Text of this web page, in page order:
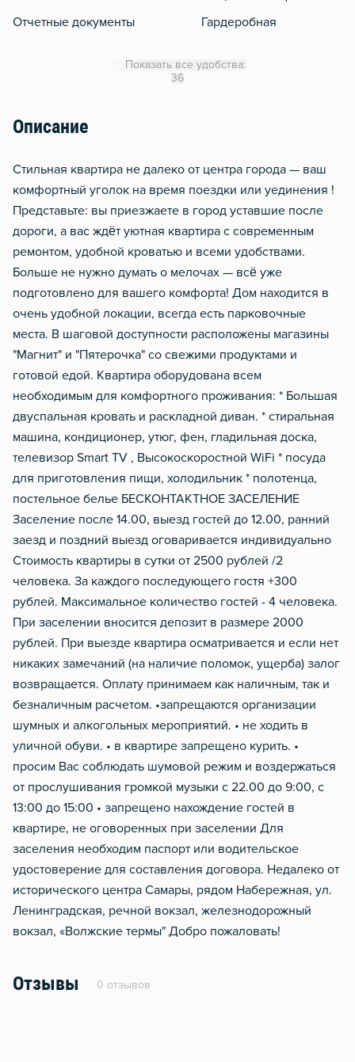
Отчетные документы Гардеробная
Балкон
Водонагреватель
Стол, рабочее место
Домофон
Чистящие средства
Обогреватель
Мобильный интернет 3g/
Показать все удобства:
36
Описание
Стильная квартира не далеко от центра города — ваш
комфортный уголок на время поездки или уединения !
Представьте: вы приезжаете в город уставшие после
дороги, а вас ждёт уютная квартира с современным
ремонтом, удобной кроватью и всеми удобствами.
Больше не нужно думать о мелочах — всё уже
подготовлено для вашего комфорта! Дом находится в
очень удобной локации, всегда есть парковочные
места. В шаговой доступности расположены магазины
"Магнит" и "Пятерочка" со свежими продуктами и
готовой едой. Квартира оборудована всем
необходимым для комфортного проживания: * Большая
двуспальная кровать и раскладной диван. * стиральная
машина, кондиционер, утюг, фен, гладильная доска,
телевизор Smart TV , Высокоскоростной WiFi * посуда
для приготовления пищи, холодильник * полотенца,
постельное белье БЕСКОНТАКТНОЕ ЗАСЕЛЕНИЕ
Заселение после 14.00, выезд гостей до 12.00, ранний
заезд и поздний выезд оговаривается индивидуально
Стоимость квартиры в сутки от 2500 рублей /2
человека. За каждого последующего гостя +300
рублей. Максимальное количество гостей - 4 человека.
При заселении вносится депозит в размере 2000
рублей. При выезде квартира осматривается и если нет
никаких замечаний (на наличие поломок, ущерба) залог
возвращается. Оплату принимаем как наличным, так и
безналичным расчетом. •запрещаются организации
шумных и алкогольных мероприятий. • не ходить в
уличной обуви. • в квартире запрещено курить. •
просим Вас соблюдать шумовой режим и воздержаться
от прослушивания громкой музыки с 22.00 до 9:00, с
13:00 до 15:00 • запрещено нахождение гостей в
квартире, не оговоренных при заселении Для
заселения необходим паспорт или водительское
удостоверение для составления договора. Недалеко от
исторического центра Самары, рядом Набережная, ул.
Ленинградская, речной вокзал, железнодорожный
вокзал, «Волжские термы" Добро пожаловать!
Отзывы 0 отзывов